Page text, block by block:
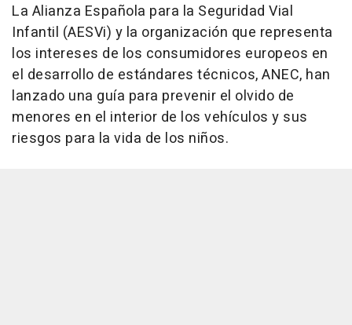
La Alianza Española para la Seguridad Vial
Infantil (AESVi) y la organización que representa
los intereses de los consumidores europeos en
el desarrollo de estándares técnicos, ANEC, han
lanzado una guía para prevenir el olvido de
menores en el interior de los vehículos y sus
riesgos para la vida de los niños.